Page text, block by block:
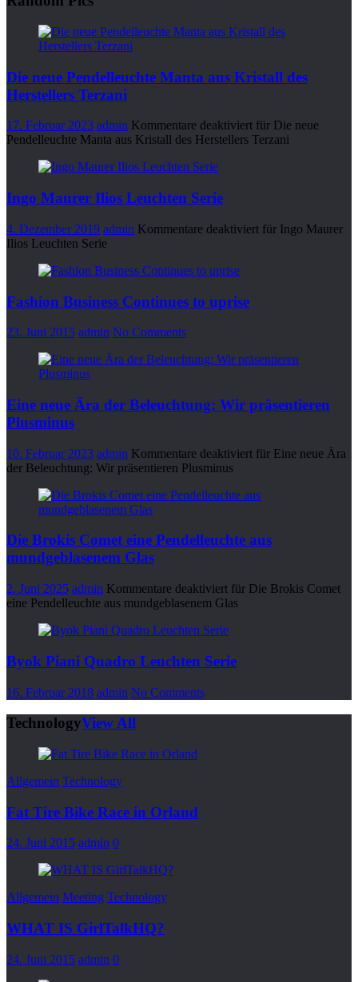
Die neue Pendelleuchte Manta aus Kristall des
Herstellers Terzani
17. Februar 2023 admin Kommentare deaktiviert für Die neue
Pendelleuchte Manta aus Kristall des Herstellers Terzani
Ingo Maurer Ilios Leuchten Serie
4. Dezember 2019 admin Kommentare deaktiviert für Ingo Maurer
Ilios Leuchten Serie
Fashion Business Continues to uprise
23. Juni 2015 admin No Comments
Eine neue Ära der Beleuchtung: Wir präsentieren
Plusminus
10. Februar 2023 admin Kommentare deaktiviert für Eine neue Ära
der Beleuchtung: Wir präsentieren Plusminus
Die Brokis Comet eine Pendelleuchte aus
mundgeblasenem Glas
2. Juni 2025 admin Kommentare deaktiviert für Die Brokis Comet
eine Pendelleuchte aus mundgeblasenem Glas
Byok Piani Quadro Leuchten Serie
16. Februar 2018 admin No Comments
TechnologyView All
Allgemein Technology
Fat Tire Bike Race in Orland
24. Juni 2015 admin 0
Allgemein Meeting Technology
WHAT IS GirlTalkHQ?
24. Juni 2015 admin 0